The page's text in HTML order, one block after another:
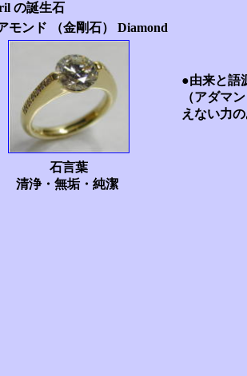
の誕生石
モンド （金剛石） Diamond
●由来と語
（アダマ
えない力
石言葉
清浄・無垢・純潔